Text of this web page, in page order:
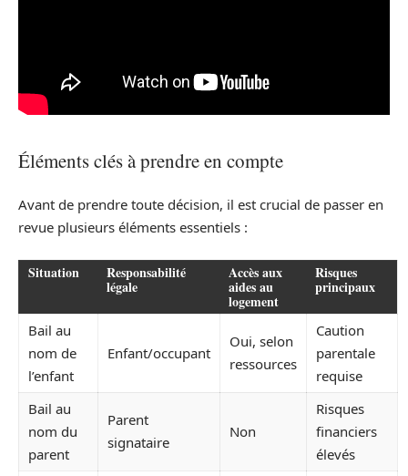
Éléments clés à prendre en compte
Avant de prendre toute décision, il est crucial de passer en
revue plusieurs éléments essentiels :
Situation Responsabilité
légale
Accès aux
aides au
logement
Risques
principaux
Bail au
nom de
l’enfant
Enfant/occupant
Oui, selon
ressources
Caution
parentale
requise
Bail au
nom du
parent
Parent
signataire
Non
Risques
financiers
élevés